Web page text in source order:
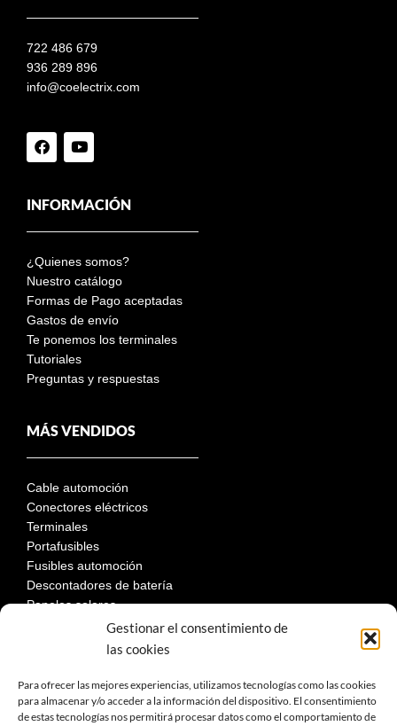
Gestionar el consentimiento de
las cookies
Para ofrecer las mejores experiencias, utilizamos tecnologías como las cookies
para almacenar y/o acceder a la información del dispositivo. El consentimiento
de estas tecnologías nos permitirá procesar datos como el comportamiento de
722 486 679
936 289 896
info@coelectrix.com
INFORMACIÓN
¿Quienes somos?
Nuestro catálogo
Formas de Pago aceptadas
Gastos de envío
Te ponemos los terminales
Tutoriales
Preguntas y respuestas
MÁS VENDIDOS
Cable automoción
Conectores eléctricos
Terminales
Portafusibles
Fusibles automoción
Descontadores de batería
Paneles solares